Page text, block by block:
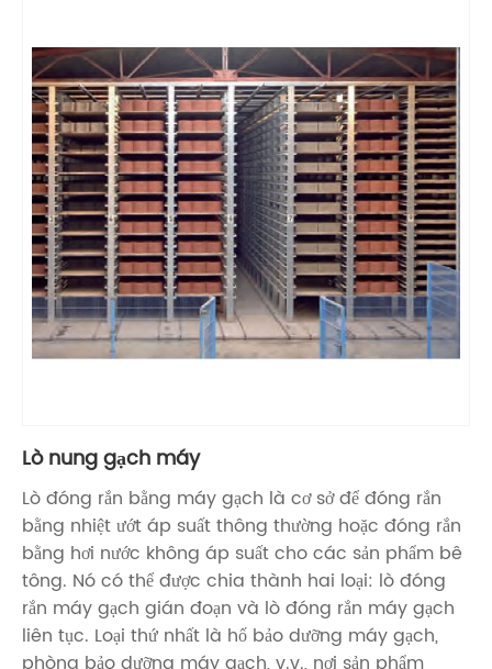
Lò nung gạch máy
Lò đóng rắn bằng máy gạch là cơ sở để đóng rắn
bằng nhiệt ướt áp suất thông thường hoặc đóng rắn
bằng hơi nước không áp suất cho các sản phẩm bê
tông. Nó có thể được chia thành hai loại: lò đóng
rắn máy gạch gián đoạn và lò đóng rắn máy gạch
liên tục. Loại thứ nhất là hố bảo dưỡng máy gạch,